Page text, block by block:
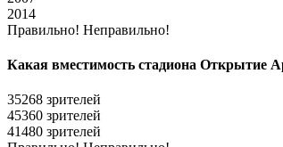
2014
Правильно! Неправильно!
Какая вместимость стадиона Открытие
35268 зрителей
45360 зрителей
41480 зрителей